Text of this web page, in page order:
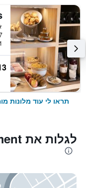
4
תראו לי עוד מלונות
לגלות את 8th arrondissement, פריז